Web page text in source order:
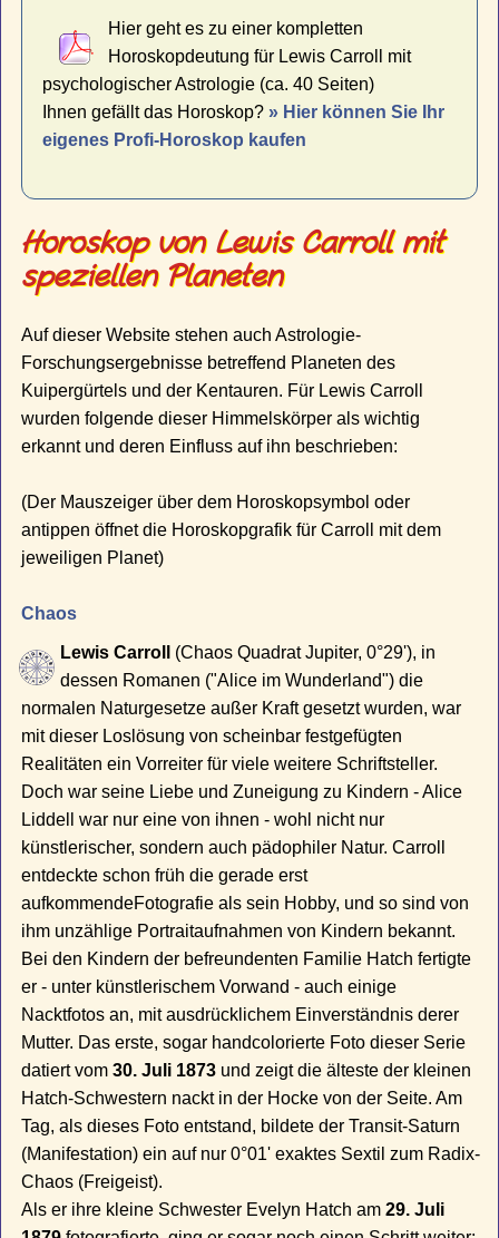
Hier geht es zu einer kompletten
Horoskopdeutung für Lewis Carroll mit
psychologischer Astrologie (ca. 40 Seiten)
Ihnen gefällt das Horoskop?» Hier können Sie Ihr
eigenes Profi-Horoskop kaufen
Horoskop von Lewis Carroll mit
speziellen Planeten
Auf dieser Website stehen auch Astrologie-
Forschungsergebnisse betreffend Planeten des
Kuipergürtels und der Kentauren. Für Lewis Carroll
wurden folgende dieser Himmelskörper als wichtig
erkannt und deren Einfluss auf ihn beschrieben:
(Der Mauszeiger über dem Horoskopsymbol oder
antippen öffnet die Horoskopgrafik für Carroll mit dem
jeweiligen Planet)
Chaos
Lewis Carroll
(Chaos Quadrat Jupiter, 0°29'), in
dessen Romanen ("Alice im Wunderland") die
normalen Naturgesetze außer Kraft gesetzt wurden, war
mit dieser Loslösung von scheinbar festgefügten
Realitäten ein Vorreiter für viele weitere Schriftsteller.
Doch war seine Liebe und Zuneigung zu Kindern - Alice
Liddell war nur eine von ihnen - wohl nicht nur
künstlerischer, sondern auch pädophiler Natur. Carroll
entdeckte schon früh die gerade erst
aufkommendeFotografie als sein Hobby, und so sind von
ihm unzählige Portraitaufnahmen von Kindern bekannt.
Bei den Kindern der befreundenten Familie Hatch fertigte
er - unter künstlerischem Vorwand - auch einige
Nacktfotos an, mit ausdrücklichem Einverständnis derer
Mutter. Das erste, sogar handcolorierte Foto dieser Serie
datiert vom30. Juli 1873 und zeigt die älteste der kleinen
Hatch-Schwestern nackt in der Hocke von der Seite. Am
Tag, als dieses Foto entstand, bildete der Transit-Saturn
(Manifestation) ein auf nur 0°01' exaktes Sextil zum Radix-
Chaos (Freigeist).
Als er ihre kleine Schwester Evelyn Hatch am29. Juli